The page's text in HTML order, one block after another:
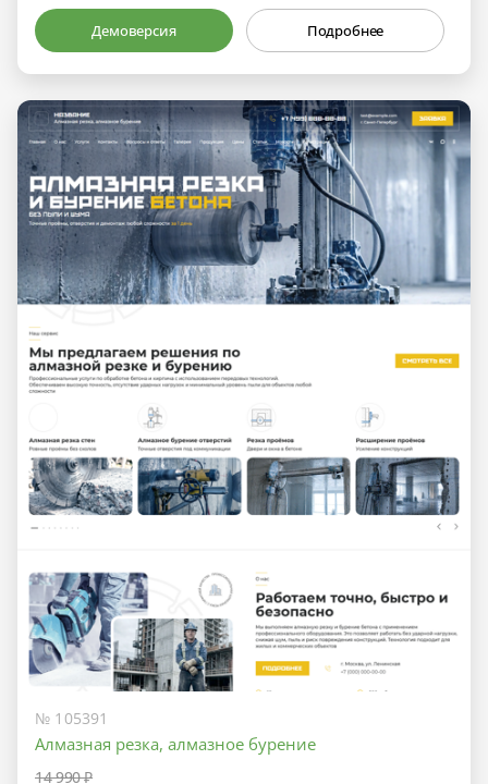
Демоверсия Подробнее
№ 105391
Алмазная резка, алмазное бурение
14 990 ₽